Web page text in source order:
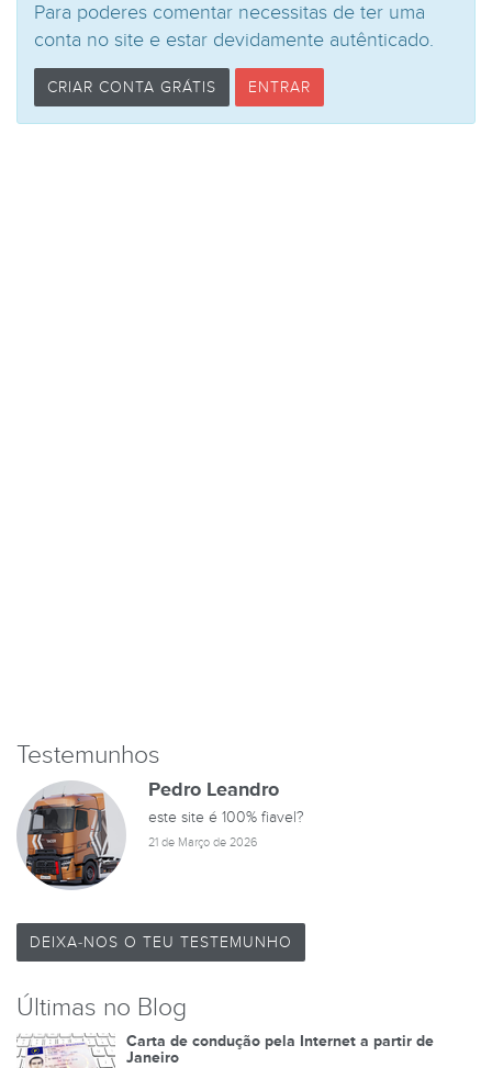
Para poderes comentar necessitas de ter uma
conta no site e estar devidamente autênticado.
CRIAR CONTA GRÁTIS ENTRAR
Testemunhos
Pedro Leandro
este site é 100% fiavel?
21 de Março de 2026
DEIXA-NOS O TEU TESTEMUNHO
Últimas no Blog
Carta de condução pela Internet a partir de
Janeiro